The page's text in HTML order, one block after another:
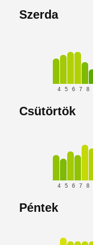
Szerda
4 5 6 7 8
Csütörtök
4 5 6 7 8
Péntek